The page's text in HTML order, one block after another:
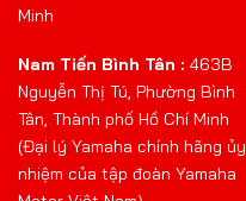
Minh
Nam Tiến Bình Tân : 463B
Nguyễn Thị Tú, Phường Bình
Tân, Thành phố Hồ Chí Minh
(Đại lý Yamaha chính hãng ủy
nhiệm của tập đoàn Yamaha